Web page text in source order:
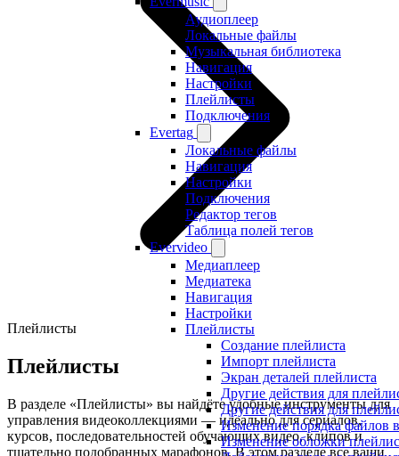
Аудиоплеер
Локальные файлы
Музыкальная библиотека
Навигация
Настройки
Плейлисты
Подключения
Evertag
Локальные файлы
Навигация
Настройки
Подключения
Редактор тегов
Таблица полей тегов
Evervideo
Медиаплеер
Медиатека
Навигация
Настройки
Плейлисты
Создание плейлиста
Импорт плейлиста
Экран деталей плейлиста
Другие действия для
Другие действия для
Изменение порядка файлов
Изменение обложки
Плейлисты
Плейлисты
В разделе «Плейлисты» вы найдёте удобные инструменты для
управления видеоколлекциями — идеально для сериалов,
курсов, последовательностей обучающих видео, клипов и
тщательно подобранных марафонов. В этом разделе все ваши